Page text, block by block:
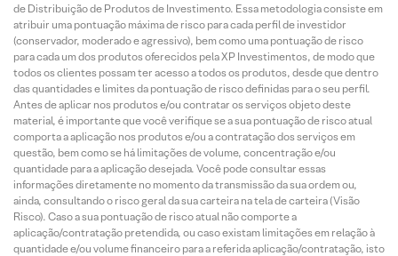
de Distribuição de Produtos de Investimento. Essa metodologia consiste em
atribuir uma pontuação máxima de risco para cada perfil de investidor
(conservador, moderado e agressivo), bem como uma pontuação de risco
para cada um dos produtos oferecidos pela XP Investimentos, de modo que
todos os clientes possam ter acesso a todos os produtos, desde que dentro
das quantidades e limites da pontuação de risco definidas para o seu perfil.
Antes de aplicar nos produtos e/ou contratar os serviços objeto deste
material, é importante que você verifique se a sua pontuação de risco atual
comporta a aplicação nos produtos e/ou a contratação dos serviços em
questão, bem como se há limitações de volume, concentração e/ou
quantidade para a aplicação desejada. Você pode consultar essas
informações diretamente no momento da transmissão da sua ordem ou,
ainda, consultando o risco geral da sua carteira na tela de carteira (Visão
Risco). Caso a sua pontuação de risco atual não comporte a
aplicação/contratação pretendida, ou caso existam limitações em relação à
quantidade e/ou volume financeiro para a referida aplicação/contratação, isto